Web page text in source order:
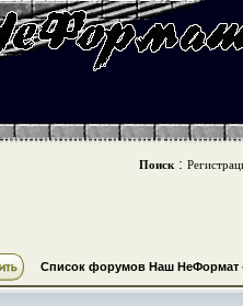
Поиск :
Список форумов Наш НеФормат